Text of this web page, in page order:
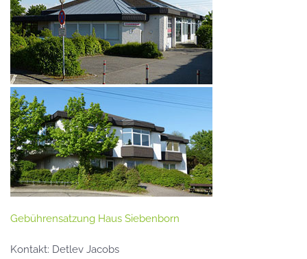
Gebührensatzung Haus Siebenborn
Kontakt: Detlev Jacobs